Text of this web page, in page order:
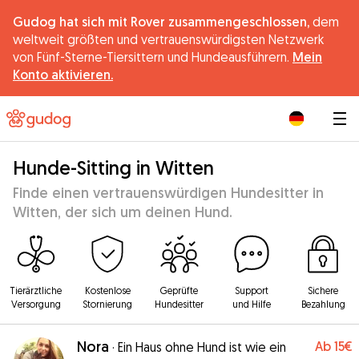
Gudog hat sich mit Rover zusammengeschlossen, dem
weltweit größten und vertrauenswürdigsten Netzwerk
von Fünf-Sterne-Tiersittern und Hundeausführern. Mein
Konto aktivieren.
Hunde-Sitting in Witten
Finde einen vertrauenswürdigen Hundesitter in
Witten, der sich um deinen Hund.
Tierärztliche
Versorgung
Kostenlose
Stornierung
Geprüfte
Hundesitter
Support
und Hilfe
Sichere
Bezahlung
Nora · Ein Haus ohne Hund ist wie ein
Ab 15€